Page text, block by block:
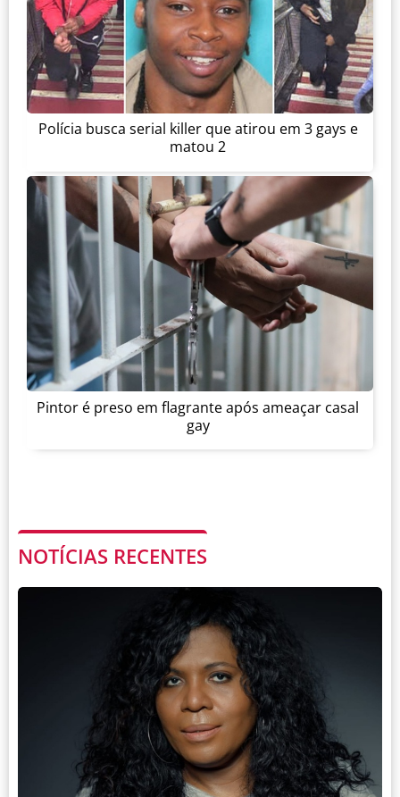
Polícia busca serial killer que atirou em 3 gays e
matou 2
Pintor é preso em flagrante após ameaçar casal
gay
NOTÍCIAS RECENTES